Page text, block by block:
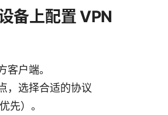
备上配置 VPN
客户端。
，选择合适的协议
先）。